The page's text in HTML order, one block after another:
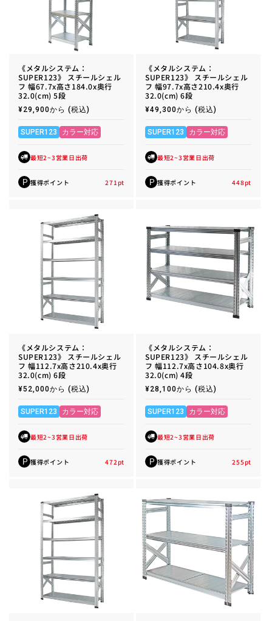
《メタルシステム：
SUPER123》 スチールシェル
フ 幅67.7x高さ184.0x奥行
32.0(cm) 5段
通
価
格
¥29,900から (税込)
SUPER123 カラー対応
最短2~3営業日出荷
P 獲得ポイント 271 pt
《メタルシステム：
SUPER123》 スチールシェル
フ 幅97.7x高さ210.4x奥行
32.0(cm) 6段
通
価
格
¥49,300から (税込)
SUPER123 カラー対応
最短2~3営業日出荷
P 獲得ポイント 448pt
《メタルシステム：
SUPER123》 スチールシェル
フ 幅112.7x高さ210.4x奥行
32.0(cm) 6段
通
価
格
¥52,000から (税込)
SUPER123 カラー対応
最短2~3営業日出荷
P 獲得ポイント 472pt
《メタルシステム：
SUPER123》 スチールシェル
フ 幅112.7x高さ104.8x奥行
32.0(cm) 4段
通
価
格
¥28,100から (税込)
SUPER123 カラー対応
最短2~3営業日出荷
P 獲得ポイント 255pt